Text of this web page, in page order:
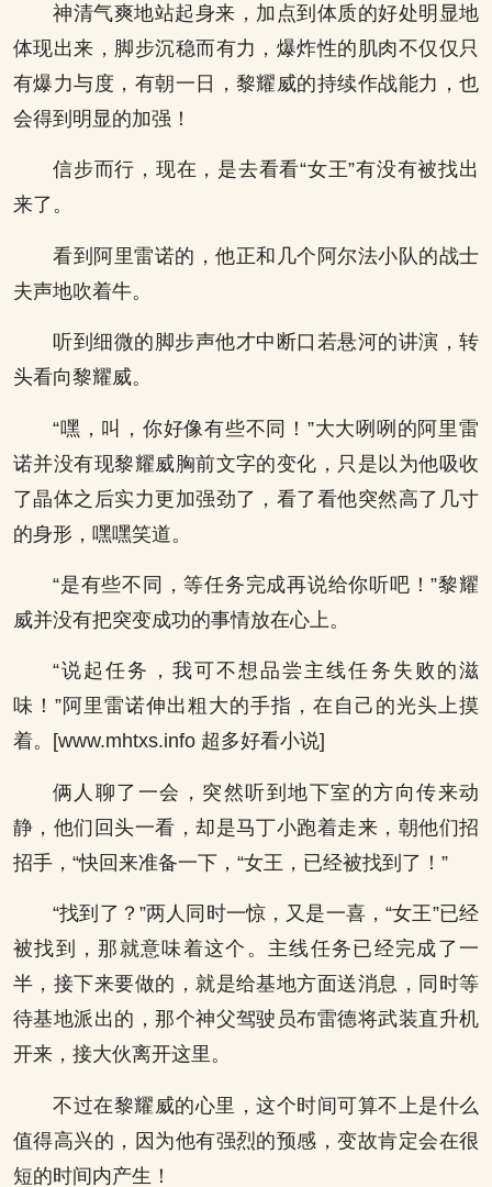
神清气爽地站起身来，加点到体质的好处明显地
体现出来，脚步沉稳而有力，爆炸性的肌肉不仅仅只
有爆力与度，有朝一日，黎耀威的持续作战能力，也
会得到明显的加强！
信步而行，现在，是去看看“女王”有没有被找出
来了。
看到阿里雷诺的，他正和几个阿尔法小队的战士
夫声地吹着牛。
听到细微的脚步声他才中断口若悬河的讲演，转
头看向黎耀威。
“嘿，叫，你好像有些不同！”大大咧咧的阿里雷
诺并没有现黎耀威胸前文字的变化，只是以为他吸收
了晶体之后实力更加强劲了，看了看他突然高了几寸
的身形，嘿嘿笑道。
“是有些不同，等任务完成再说给你听吧！”黎耀
威并没有把突变成功的事情放在心上。
“说起任务，我可不想品尝主线任务失败的滋
味！”阿里雷诺伸出粗大的手指，在自己的光头上摸
着。[www.mhtxs.info 超多好看小说]
俩人聊了一会，突然听到地下室的方向传来动
静，他们回头一看，却是马丁小跑着走来，朝他们招
招手，“快回来准备一下，“女王，已经被找到了！”
“找到了？”两人同时一惊，又是一喜，“女王”已经
被找到，那就意味着这个。主线任务已经完成了一
半，接下来要做的，就是给基地方面送消息，同时等
待基地派出的，那个神父驾驶员布雷德将武装直升机
开来，接大伙离开这里。
不过在黎耀威的心里，这个时间可算不上是什么
值得高兴的，因为他有强烈的预感，变故肯定会在很
短的时间内产生！